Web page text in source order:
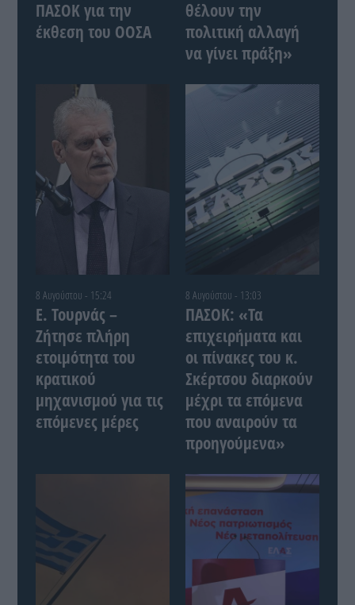
ΠΑΣΟΚ για την
έκθεση του ΟΟΣΑ
θέλουν την
πολιτική αλλαγή
να γίνει πράξη»
8 Αυγούστου - 15:24
Ε. Τουρνάς –
Ζήτησε πλήρη
ετοιμότητα του
κρατικού
μηχανισμού για τις
επόμενες μέρες
8 Αυγούστου - 13:03
ΠΑΣΟΚ: «Τα
επιχειρήματα και
οι πίνακες του κ.
Σκέρτσου διαρκούν
μέχρι τα επόμενα
που αναιρούν τα
προηγούμενα»